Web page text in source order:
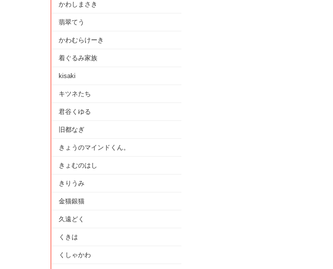
かわしまさき
翡翠てう
かわむらけーき
着ぐるみ家族
kisaki
キツネたち
君谷くゆる
旧都なぎ
きょうのマインドくん。
きょむのはし
きりうみ
金猫銀猫
久遠どく
くきは
くしゃかわ